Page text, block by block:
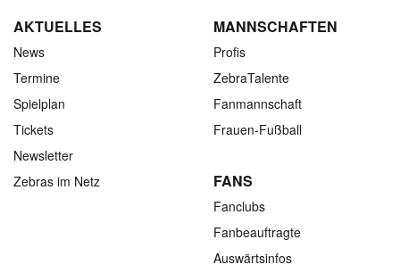
AKTUELLES
News
Termine
Spielplan
Tickets
Newsletter
Zebras im Netz
MANNSCHAFTEN
Profis
ZebraTalente
Fanmannschaft
Frauen-Fußball
FANS
Fanclubs
Fanbeauftragte
Auswärtsinfos